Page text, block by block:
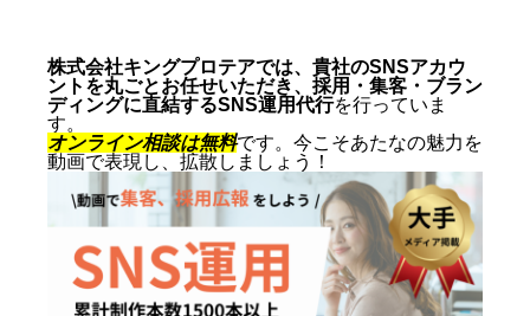
株式会社キングプロテアでは、貴社のSNSアカウ
ントを丸ごとお任せいただき、採用・集客・ブラン
ディングに直結するSNS運用代行を行っていま
す。
オンライン相談は無料です。今こそあたなの魅力を
動画で表現し、拡散しましょう！